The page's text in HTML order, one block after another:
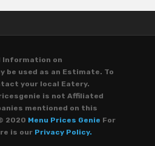
Information on
be used as an Estimate. To
your local Eatery.
is not Affiliated
mentioned on this
2020 Menu Prices Genie For
is our Privacy Policy.